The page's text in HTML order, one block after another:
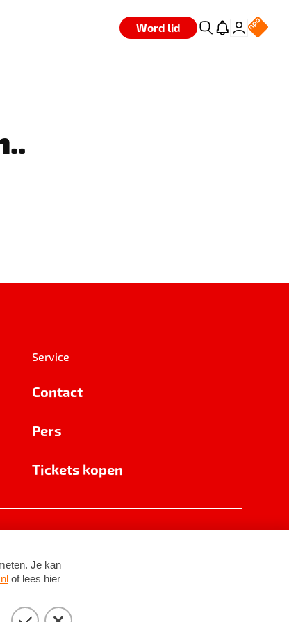
Word lid
Service
Contact
Pers
Tickets kopen